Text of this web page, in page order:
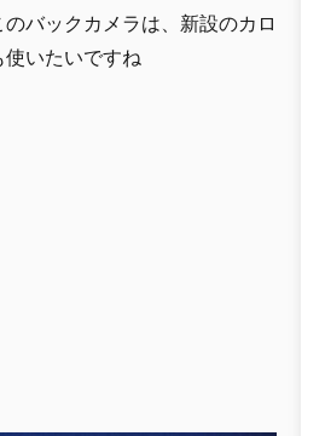
バックカメラは、新設のカロ
使いたいですね